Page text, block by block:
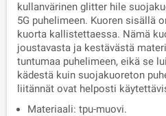
kullanvärinen glitter hile
5G puhelimeen. Kuoren sisällä
kuorta kallistettaessa. Nämä
joustavasta ja kestävästä
tuntumaa puhelimeen, eikä se
kädestä kuin suojakuoreton
liitännät ovat helposti
Materiaali: tpu-muovi.